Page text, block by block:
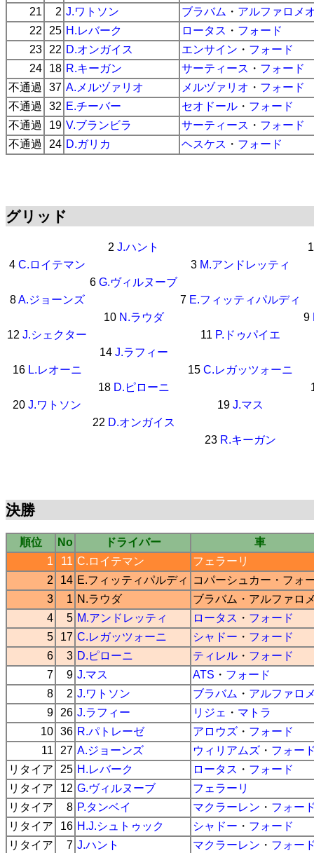
21
2 J.ワトソン ブラバム ・ アルファロメ
22
25 H.レバーク ロータス ・ フォード
23
22 D.オンガイス エンサイン ・ フォード
24
18 R.キーガン サーティース ・ フォード
不通過
37 A.メルヅァリオ メルヅァリオ ・ フォード
不通過
32 E.チーバー セオドール ・ フォード
不通過
19 V.ブランビラ サーティース ・ フォード
不通過
24 D.ガリカ ヘスケス ・ フォード
グリッド
2 J.ハント
4 C.ロイテマン 3 M.アンドレッティ
6 G.ヴィルヌーブ
8A.ジョーンズ 7 E.フィッティパルディ
10 N.ラウダ 9
12 J.シェクター 11 P.ドゥパイエ
14 J.ラフィー
16 L.レオーニ 15 C.レガッツォーニ
18 D.ピローニ
20 J.ワトソン 19 J.マス
22 D.オンガイス
23 R.キーガン
決勝
順位 No ドライバー
車
1
11 C.ロイテマン
フェラーリ
2
14 E.フィッティパルディ コパーシュカー ・ フォ
3
1 N.ラウダ ブラバム ・ アルファロ
4
5 M.アンドレッティ ロータス ・ フォード
5
17 C.レガッツォーニ シャドー ・ フォード
6
3 D.ピローニ ティレル ・ フォード
7
9 J.マス ATS ・ フォード
8
2 J.ワトソン ブラバム ・ アルファロ
9
26 J.ラフィー リジェ ・ マトラ
10 36 R.パトレーゼ アロウズ ・ フォード
11
27 A.ジョーンズ ウィリアムズ ・ フォー
リタイア
25 H.レバーク ロータス ・ フォード
リタイア
12 G.ヴィルヌーブ
フェラーリ
リタイア
8 P.タンベイ マクラーレン ・ フォー
リタイア
16 H.J.シュトゥック シャドー ・ フォード
リタイア
7 J.ハント マクラーレン ・ フォー